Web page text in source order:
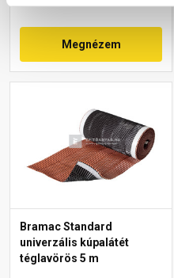
Megnézem
Bramac Standard
univerzális kúpalátét
téglavörös 5 m